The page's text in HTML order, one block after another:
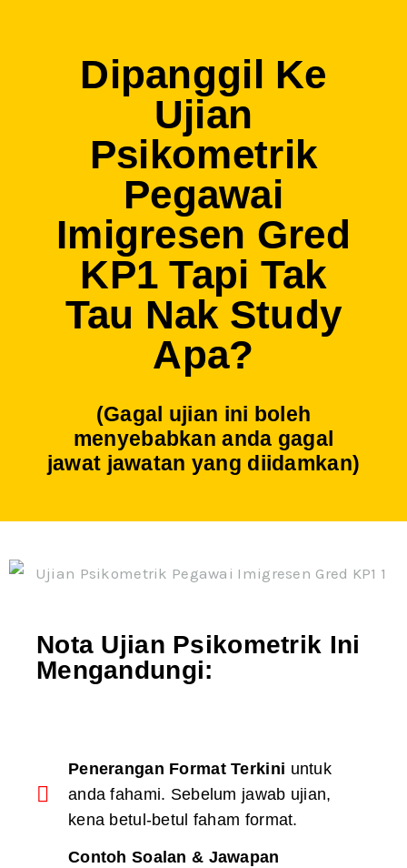
Dipanggil Ke
Ujian
Psikometrik
Pegawai
Imigresen Gred
KP1 Tapi Tak
Tau Nak Study
Apa?
(Gagal ujian ini boleh
menyebabkan anda gagal
jawat jawatan yang diidamkan)
Nota Ujian Psikometrik Ini
Mengandungi:
Penerangan Format Terkini untuk
anda fahami. Sebelum jawab ujian,
kena betul-betul faham format.
Contoh Soalan & Jawapan